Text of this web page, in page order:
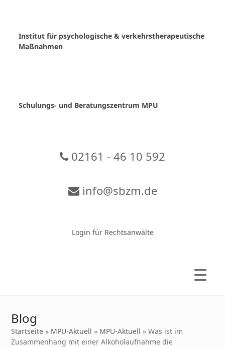
Institut für psychologische & verkehrstherapeutische
Maßnahmen
Schulungs- und Beratungszentrum MPU
02161 - 46 10 592
info@sbzm.de
Login für Rechtsanwälte
Blog
Startseite » MPU-Aktuell » MPU-Aktuell »Was ist im
Zusammenhang mit einer Alkoholaufnahme die